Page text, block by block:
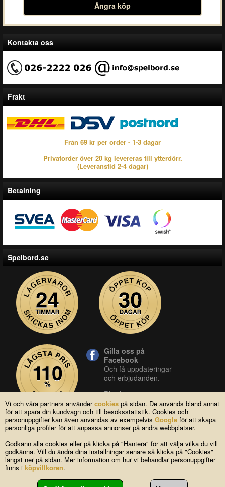
Vi och våra partners användercookies på sidan. De används bland annat
för att spara din kundvagn och till besöksstatistik. Cookies och
personuppgifter kan även användas av exempelvis Google för att skapa
personliga profiler för att anpassa annonser på andra webbplatser.
Godkänn alla cookies eller på klicka på "Hantera" för att välja vilka du vill
godkänna. Vill du ändra dina inställningar senare så klicka på "Cookies"
längst ner på sidan. Mer information om hur vi behandlar personuppgifter
finns i köpvillkoren.
Ångra köp
Kontakta oss
Frakt
Från 69 kr per order - 1-3 dagar
Privatorder över 20 kg levereras till ytterdörr.
(Leveranstid 2-4 dagar)
Betalning
Spelbord.se
Gilla oss på
Facebook
Och få uppdateringar
och erbjudanden.
Blocket
Vår butik på blocket.
YouTube
Se våra produkter live
Copyright © 2004-2026 Lagsidan AB
FAQ|Om oss|Köpvillkor|Cookies |Kontakta oss